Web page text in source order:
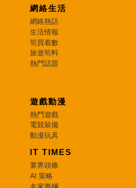
網絡生活
網絡熱話
生活情報
筍買着數
旅遊筍料
熱門話題
遊戲動漫
熱門遊戲
電競裝備
動漫玩具
IT TIMES
業界頭條
AI 策略
名家專欄